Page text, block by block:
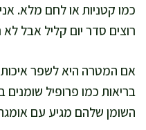
כמו קטניות או לחם מלא.
רוצים סדר יום קליל אבל
אם המטרה היא לשפר
בריאות כמו פרופיל